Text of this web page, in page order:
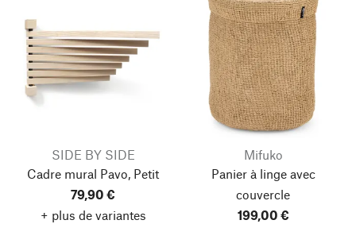
SIDE BY SIDE
Cadre mural Pavo, Petit
79,90 €
+ plus de variantes
Mifuko
Panier à linge avec
couvercle
199,00 €